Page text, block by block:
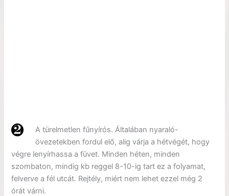
A türelmetlen fűnyírós. Általában nyaraló-
övezetekben fordul elő, alig várja a hétvégét, hogy
végre lenyírhassa a füvet. Minden héten, minden
szombaton, mindig kb reggel 8-10-ig tart ez a folyamat,
felverve a fél utcát. Rejtély, miért nem lehet ezzel még 2
órát várni.